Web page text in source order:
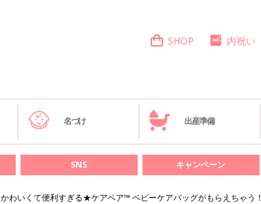
SHOP 内祝い
名づけ 出産準備
SNS キャンペーン
かわいくて便利すぎる★ケアベア™️ ベビーケアバッグがもらえちゃう！